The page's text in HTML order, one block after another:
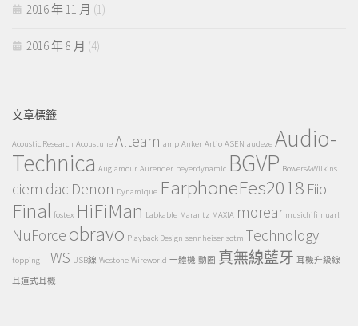
2016 年 11 月 (1)
2016 年 8 月 (4)
文章標籤
Acoustic Research Acoustune Alteam amp Anker Artio ASEN audeze Audio-
Technica Auglamour Aurender beyerdynamic BGVP Bowers&Wilkins
ciem dac Denon Dynamique EarphoneFes2018 Fiio
Final fostex HiFiMan Labkable Marantz MAXIA morear musichifi nuarl
NuForce obravo Playback Design sennheiser sotm Technology
topping TWS USB線 Westone Wireworld 一體機 動圈 真無線藍牙 耳機升級線
耳道式耳機